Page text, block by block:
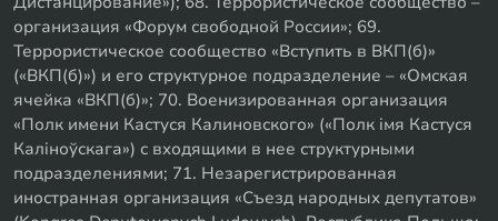
организация «Форум свободной России»; 69.
Террористическое сообщество «Вступить в ВКП(б)»
(«ВКП(б)») и его структурное подразделение – «Омская
ячейка «ВКП(б)»; 70. Военизированная организация
«Полк имени Кастуся Калиновского» («Полк iмя Кастуся
Калiноўскага») с входящими в нее структурными
подразделениями; 71. Незарегистрированная
иностранная организация «Съезд народных депутатов»